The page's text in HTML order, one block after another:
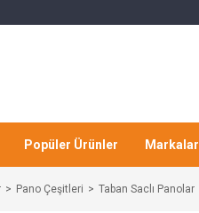
Popüler Ürünler Markalar
Pano Çeşitleri Taban Saclı Panolar